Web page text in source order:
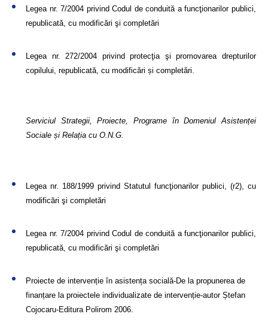
Legea nr. 7/2004 privind Codul de conduită a funcţionarilor publici,
republicată, cu modificări şi completări
Legea nr. 272/2004 privind protecţia şi promovarea drepturilor
copilului, republicată, cu modificări și completări.
Serviciul Strategii, Proiecte, Programe în Domeniul Asistenței
Sociale și Relația cu O.N.G.
Legea nr. 188/1999 privind Statutul funcţionarilor publici, (r2), cu
modificări şi completări
Legea nr. 7/2004 privind Codul de conduită a funcţionarilor publici,
republicată, cu modificări şi completări
Proiecte de intervenție în asistența socială-De la propunerea de
finanțare la proiectele individualizate de intervenție-autor Ștefan
Cojocaru-Editura Polirom 2006.